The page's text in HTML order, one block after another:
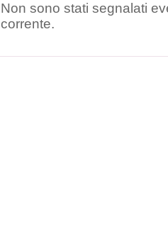
Non sono stati segnalati
corrente.